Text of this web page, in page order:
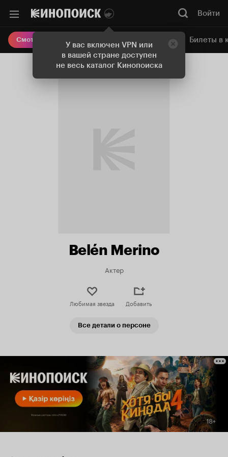
У вас включен VPN или
в вашей стране доступен
не весь каталог Кинопоиска
Войти
Смотреть кино Онлайн-кинотеатр Билеты в
Belén Merino
Актер
Любимая звезда Добавить
Все детали о персоне